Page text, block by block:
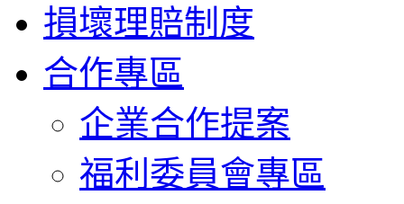
損壞理賠制度
合作專區
企業合作提案
福利委員會專區